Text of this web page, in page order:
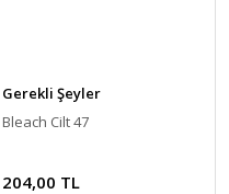
Gerekli Şeyler
Bleach Cilt 47
204,00 TL